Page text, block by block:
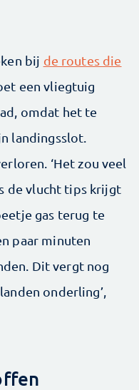
bij de routes die
een vliegtuig
omdat het te
landingsslot.
‘Het zou veel
de vlucht tips krijgt
gas terug te
paar minuten
Dit vergt nog
onderling’,